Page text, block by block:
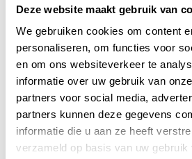
Deze website maakt gebruik van
We gebruiken cookies om content
personaliseren, om functies voor
en om ons websiteverkeer te
informatie over uw gebruik van
partners voor social media,
partners kunnen deze gegevens
informatie die u aan ze heeft
verzameld op basis van uw gebruik